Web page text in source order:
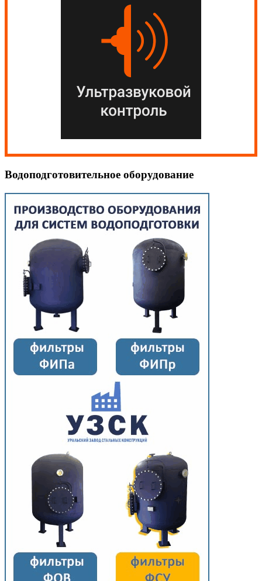
Водоподготовительное оборудование